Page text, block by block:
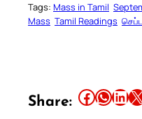
Tags: Mass in Tamil
Mass Tamil Readings
Share: Share this article on Facebook Share this article on WhatsApp Share this article on LinkedIn Share this article on X